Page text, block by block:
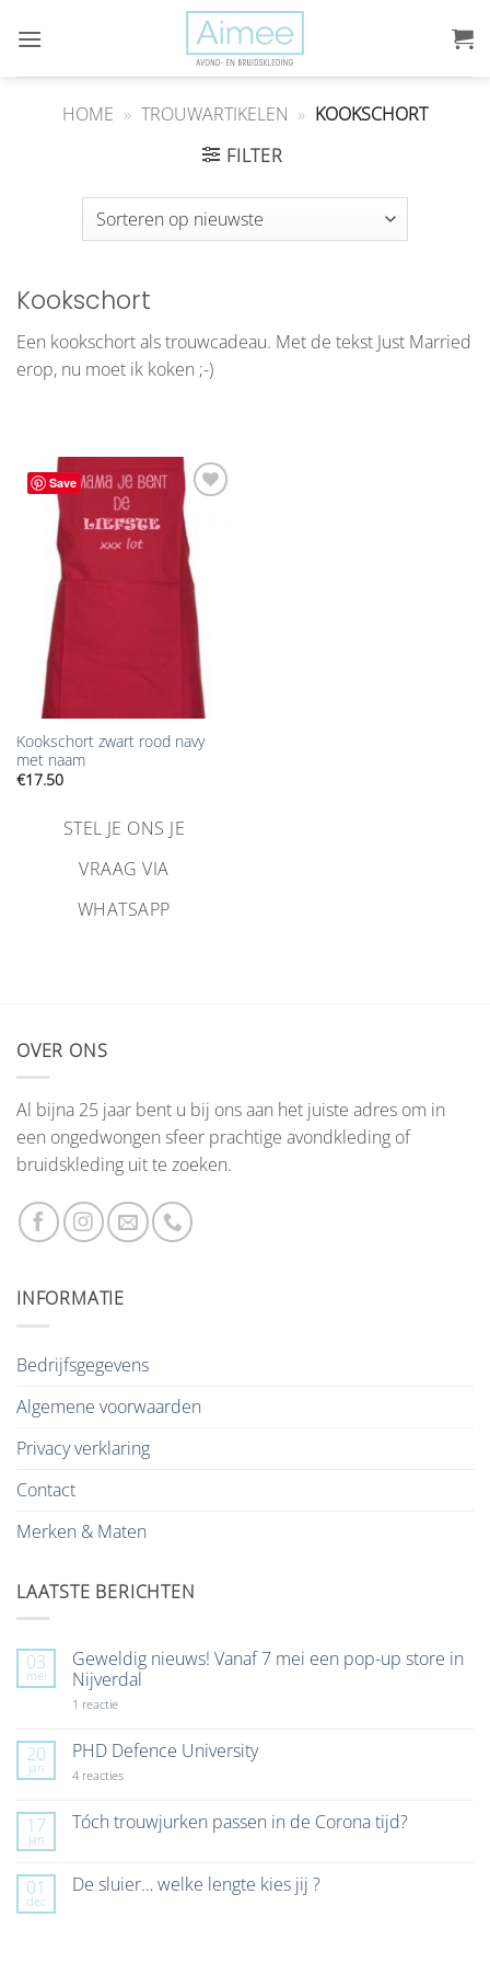
naar
HOME » TROUWARTIKELEN » KOOKSCHORT
FILTER
Kookschort
Een kookschort als trouwcadeau. Met de tekst Just Married
erop, nu moet ik koken ;-)
Save
Aan
verlanglijst
toevoegen
Kookschort zwart rood navy
met naam
€17.50
STEL JE ONS JE
VRAAG VIA
WHATSAPP
OVER ONS
Al bijna 25 jaar bent u bij ons aan het juiste adres om in
een ongedwongen sfeer prachtige avondkleding of
bruidskleding uit te zoeken.
INFORMATIE
Bedrijfsgegevens
Algemene voorwaarden
Privacy verklaring
Contact
Merken & Maten
LAATSTE BERICHTEN
03
mei
Geweldig nieuws! Vanaf 7 mei een pop-up store in
Nijverdal
1 reactieop
Vanaf
7
mei
up
store
20
jan
PHD Defence University
4 reactiesop
University
17
jan
Tóch trouwjurken passen in de Corona tijd?
Tóch
01
dec
De sluier… welke lengte kies jij ?